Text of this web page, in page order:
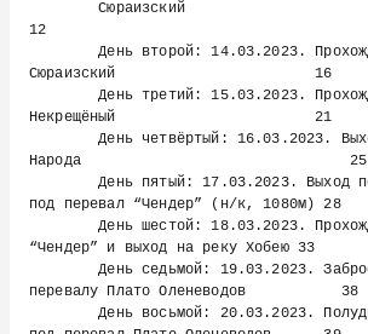
        Сюраизский
12
        День второй: 14.03.2023. Прохождение перевала
Сюраизский                       16
        День третий: 15.03.2023. Прохождение перевала
Некрещёный                       21
        День четвёртый: 16.03.2023. Выход на реку
Народа                               25
        День пятый: 17.03.2023. Выход по р. Близнецы
под перевал “Чендер” (н/к, 1080м) 28
        День шестой: 18.03.2023. Прохождение перевала
“Чендер” и выход на реку Хобею 33
        День седьмой: 19.03.2023. Заброска саней к
перевалу Плато Оленеводов           38
        День восьмой: 20.03.2023. Полуднёвка. Подход